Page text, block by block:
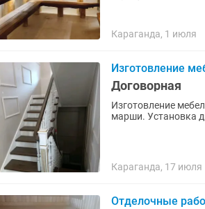
Караганда, 1 июля
Изготовление
Договорная
Изготовление
марши. Установка
Караганда, 17 июля
Отделочные